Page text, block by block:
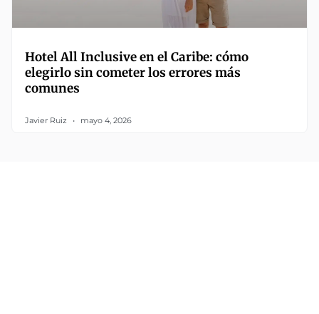
Hotel All Inclusive en el Caribe: cómo
elegirlo sin cometer los errores más
comunes
Javier Ruiz mayo 4, 2026